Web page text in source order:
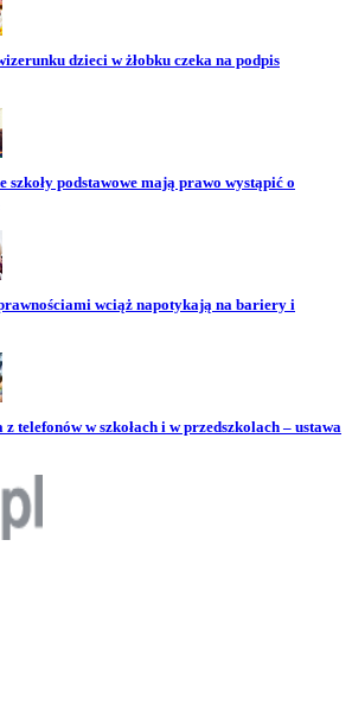
dzieci w żłobku czeka na podpis
szkoły podstawowe mają prawo wystąpić o
wciąż napotykają na bariery i
telefonów w szkołach i w przedszkolach – ustawa